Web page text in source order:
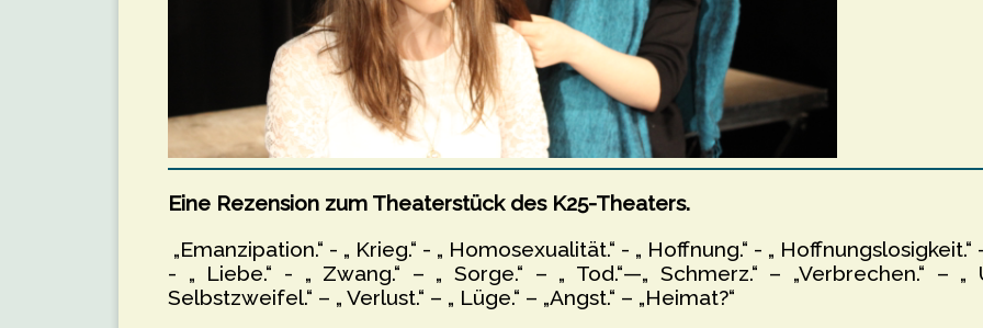
Eine Rezension zum Theaterstück des K25-Theaters.
„Emanzipation.“ - „ Krieg.“ - „ Homosexualität.“ - „ Hoffnung.“ - „ Hoffnungslosigkeit.“
- „ Liebe.“ - „ Zwang.“ – „ Sorge.“ – „ Tod.“—„ Schmerz.“ – „Verbrechen.“ – „
Selbstzweifel.“ – „ Verlust.“ – „ Lüge.“ – „Angst.“ – „Heimat?“